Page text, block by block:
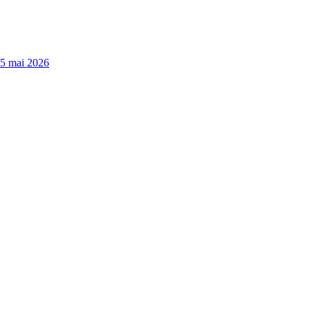
mai 2026